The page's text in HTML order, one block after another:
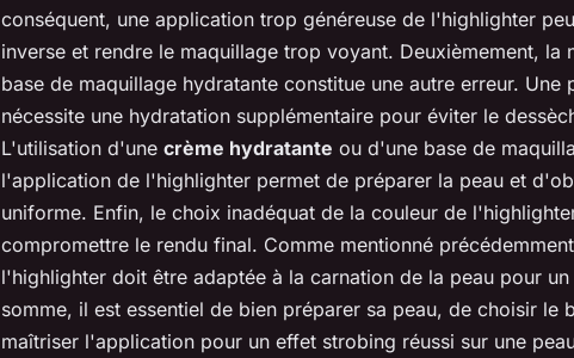
conséquent, une application trop généreuse de l'highlighter
inverse et rendre le maquillage trop voyant. Deuxièmement, la
base de maquillage hydratante constitue une autre erreur. Une
nécessite une hydratation supplémentaire pour éviter le
L'utilisation d'une crème hydratante ou d'une base de
l'application de l'highlighter permet de préparer la peau et
uniforme. Enfin, le choix inadéquat de la couleur de
compromettre le rendu final. Comme mentionné
l'highlighter doit être adaptée à la carnation de la peau pour un
somme, il est essentiel de bien préparer sa peau, de choisir le
maîtriser l'application pour un effet strobing réussi sur une